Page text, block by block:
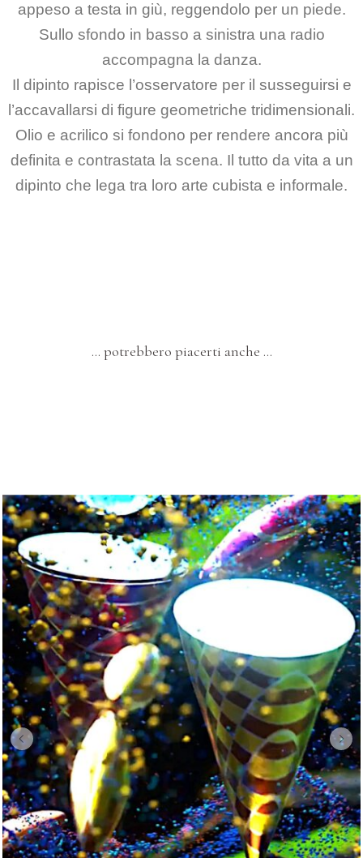
appeso a testa in giù, reggendolo per un piede.
Sullo sfondo in basso a sinistra una radio
accompagna la danza.
Il dipinto rapisce l’osservatore per il susseguirsi e
l’accavallarsi di figure geometriche tridimensionali.
Olio e acrilico si fondono per rendere ancora più
definita e contrastata la scena. Il tutto da vita a un
dipinto che lega tra loro arte cubista e informale.
… potrebbero piacerti anche …